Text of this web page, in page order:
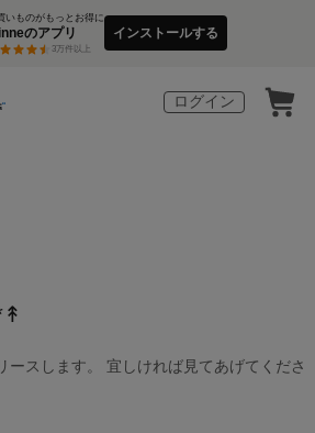
いものがもっとお得に
のアプリ
3万件以上
インストールする
ログイン
ースします。 宜しければ見てあげてくださ